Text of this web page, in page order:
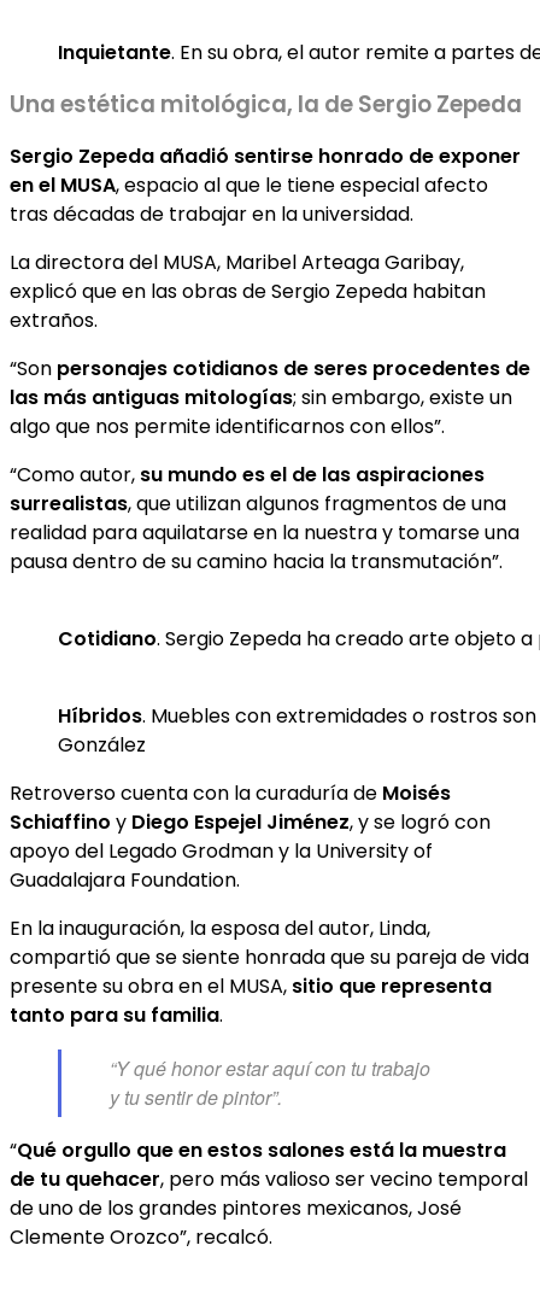
Inquietante. En su obra, el autor remite a partes
Una estética mitológica, la de Sergio Zepeda
Sergio Zepeda añadió sentirse honrado de exponer
en el MUSA, espacio al que le tiene especial afecto
tras décadas de trabajar en la universidad.
La directora del MUSA, Maribel Arteaga Garibay,
explicó que en las obras de Sergio Zepeda habitan
extraños.
“Son personajes cotidianos de seres procedentes de
las más antiguas mitologías; sin embargo, existe un
algo que nos permite identificarnos con ellos”.
“Como autor, su mundo es el de las aspiraciones
surrealistas, que utilizan algunos fragmentos de una
realidad para aquilatarse en la nuestra y tomarse una
pausa dentro de su camino hacia la transmutación”.
Cotidiano. Sergio Zepeda ha creado arte objeto
Híbridos. Muebles con extremidades o rostros
González
Retroverso cuenta con la curaduría de Moisés
Schiaffino y Diego Espejel Jiménez, y se logró con
apoyo del Legado Grodman y la University of
Guadalajara Foundation.
En la inauguración, la esposa del autor, Linda,
compartió que se siente honrada que su pareja de vida
presente su obra en el MUSA, sitio que representa
tanto para su familia.
“Y qué honor estar aquí con tu trabajo
y tu sentir de pintor”.
“Qué orgullo que en estos salones está la muestra
de tu quehacer, pero más valioso ser vecino temporal
de uno de los grandes pintores mexicanos, José
Clemente Orozco”, recalcó.